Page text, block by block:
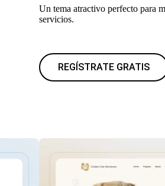
Un tema atractivo perfecto para
servicios.
REGÍSTRATE GRATIS